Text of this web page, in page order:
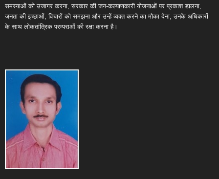
समस्याओं को उजागर करना, सरकार की जन-कल्याणकारी योजनाओं पर प्रकाश डालना,
जनता की इच्छाओं, विचारों को समझना और उन्हें व्यक्त करने का मौका देना, उनके अधिकारों
के साथ लोकतांत्रिक परम्पराओं की रक्षा करना है।